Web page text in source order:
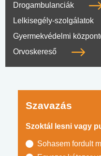
Drogambulanciák
Lelkisegély-szolgálatok
Gyermekvédelmi
Orvoskereső
Szavazás
Szoktál lesni vagy
Sohasem fordult